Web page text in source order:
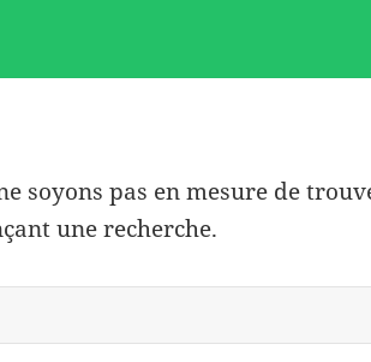
soyons pas en mesure de
une recherche.